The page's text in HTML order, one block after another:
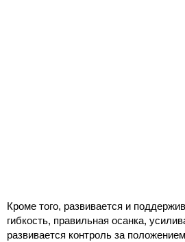
Кроме того, развивается и
гибкость, правильная осанка,
развивается контроль за